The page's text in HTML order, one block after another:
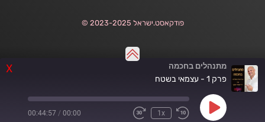
X מתנהלים בחכמה
פרק 1 - עצמאי בשטח
Play
Rewind
1x
Fast
00:00
/
00:44:57
פודקאסט.ישראל 2023-2025 ©